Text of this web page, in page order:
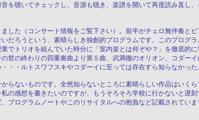
を聴いてチェックし、音源も聴き、楽譜を開いて再度読み直し
した（コンサート情報をご覧下さい）。前半がチェロ無伴奏と
だろうという、素晴らしき独創的プログラムです。このプログ
でトリオを組んでいた時分に「室内楽とは何ぞや？」を徹底的
世の終わりの四重奏曲より第５曲、武満徹のオリオン、コダー
・・ルトスワフスキやコダーイに至っては存在すら知らなかっ
らないものです。全然知らないところに素晴らしい作品はいく
の感想を書きたいのですが、もうそろそろ学校に行かないと遅
プログラムノートやこのリサイタルへの抱負など記載されてい